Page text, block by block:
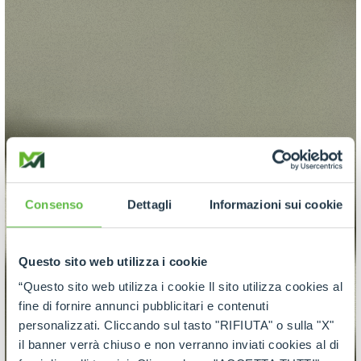
Consenso Dettagli Informazioni sui cookie
Questo sito web utilizza i cookie
“Questo sito web utilizza i cookie Il sito utilizza cookies al
fine di fornire annunci pubblicitari e contenuti
personalizzati. Cliccando sul tasto "RIFIUTA" o sulla "X"
il banner verrà chiuso e non verranno inviati cookies al di